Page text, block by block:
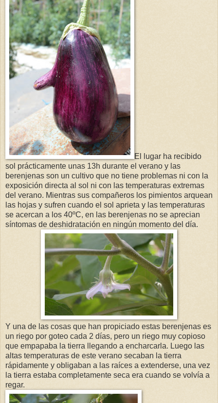
El lugar ha recibido
sol prácticamente unas 13h durante el verano y las
berenjenas son un cultivo que no tiene problemas ni con la
exposición directa al sol ni con las temperaturas extremas
del verano. Mientras sus compañeros los pimientos arquean
las hojas y sufren cuando el sol aprieta y las temperaturas
se acercan a los 40ºC, en las berenjenas no se aprecian
síntomas de deshidratación en ningún momento del día.
Y una de las cosas que han propiciado estas berenjenas es
un riego por goteo cada 2 días, pero un riego muy copioso
que empapaba la tierra llegando a encharcarla. Luego las
altas temperaturas de este verano secaban la tierra
rápidamente y obligaban a las raíces a extenderse, una vez
la tierra estaba completamente seca era cuando se volvía a
regar.